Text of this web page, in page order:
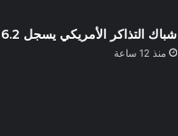
شباك التذاكر الأمريكي يسجل 6.2 مليار دولار
منذ 12 ساعة